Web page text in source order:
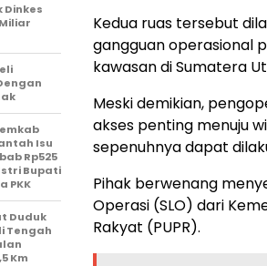
Kedua ruas tersebut
gangguan operasional
kawasan di Sumatera
Meski demikian,
akses penting menuju
sepenuhnya dapat
Pihak berwenang
Operasi (SLO) dari
Rakyat (PUPR).
Dinkes
Isu
Rp525
Bupati
PKK
Duduk
Tengah
Km